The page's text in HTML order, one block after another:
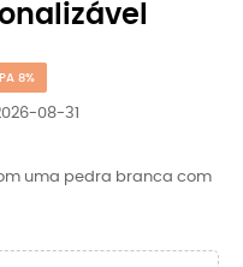
8%
08-31
uma pedra branca com